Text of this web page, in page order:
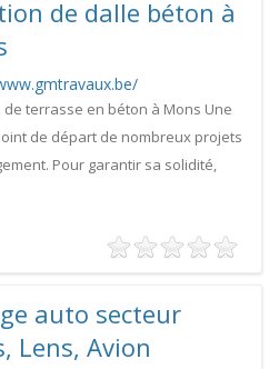
de dalle béton à
de terrasse en béton à Mons Une
de départ de nombreux projets
Pour garantir sa solidité,
auto secteur
Lens, Avion